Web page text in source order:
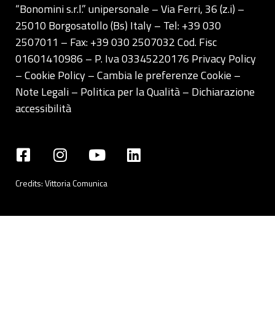
“Bonomini s.r.l.” unipersonale – Via Ferri, 36 (z.i) –
25010 Borgosatollo (Bs) Italy – Tel: +39 030
2507011 – Fax: +39 030 2507032 Cod. Fisc
01601410986 – P. Iva 03345220176 Privacy Policy
– Cookie Policy –Cambia le preferenze Cookie –
Note Legali– Politica per la Qualità– Dichiarazione
accessibilità
Credits:Vittoria Comunica